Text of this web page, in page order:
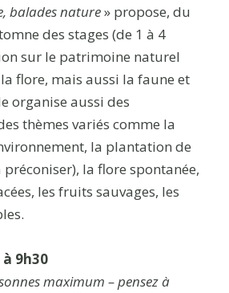
balades nature» propose, du
des stages (de 1 à 4
sur le patrimoine naturel
flore, mais aussi la faune et
organise aussi des
thèmes variés comme la
la plantation de
préconiser), la flore spontanée,
les fruits sauvages, les
9h30
maximum – pensez à